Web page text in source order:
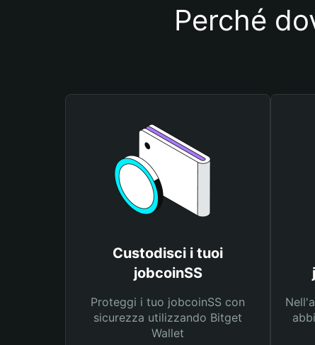
Perché
Custodisci i tuoi
jobcoinSS
Proteggi i tuo jobcoinSS con
sicurezza utilizzando Bitget
Wallet